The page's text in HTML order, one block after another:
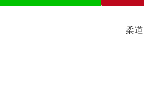
柔